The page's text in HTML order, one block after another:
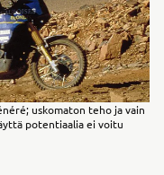
uskomaton teho ja vain
potentiaalia ei voitu